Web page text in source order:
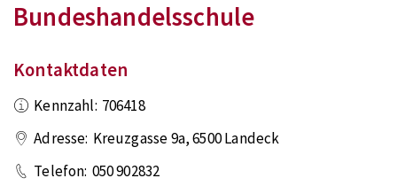
Bundeshandelsschule
Kontaktdaten
Kennzahl: 706418
Adresse: Kreuzgasse 9a,6500Landeck
Telefon: 050 902832